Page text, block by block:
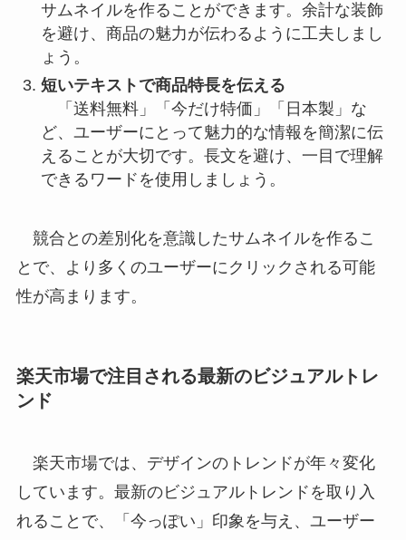
サムネイルを作ることができます。余計な装飾
を避け、商品の魅力が伝わるように工夫しまし
ょう。
短いテキストで商品特長を伝える
「送料無料」「今だけ特価」「日本製」な
ど、ユーザーにとって魅力的な情報を簡潔に伝
えることが大切です。長文を避け、一目で理解
できるワードを使用しましょう。
競合との差別化を意識したサムネイルを作るこ
とで、より多くのユーザーにクリックされる可能
性が高まります。
楽天市場で注目される最新のビジュアルトレ
ンド
楽天市場では、デザインのトレンドが年々変化
しています。最新のビジュアルトレンドを取り入
れることで、「今っぽい」印象を与え、ユーザー